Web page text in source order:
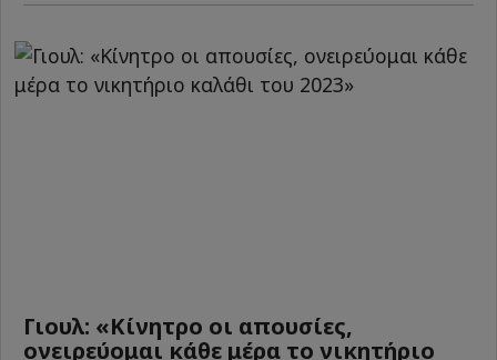
Γιουλ: «Κίνητρο οι απουσίες,
ονειρεύομαι κάθε μέρα το νικητήριο